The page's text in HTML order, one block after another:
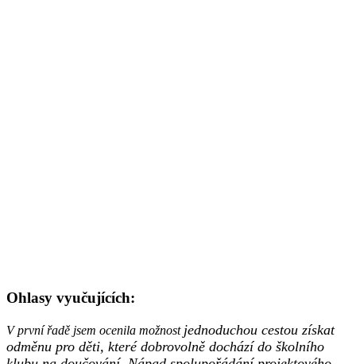
Ohlasy vyučujících:
V první řadě jsem ocenila možnost jednoduchou cestou získat
odměnu pro děti, které dobrovolně dochází do školního